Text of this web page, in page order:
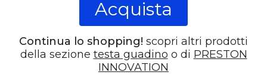
Acquista
Continua lo shopping! scopri altri prodotti
della sezione testa guadino o di PRESTON
INNOVATION